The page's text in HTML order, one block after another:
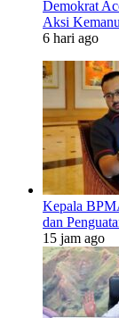
Demokrat
Aksi
6 hari ago
Kepala
dan
15 jam ago